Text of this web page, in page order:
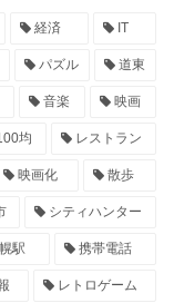
経済 IT
パズル 道東
音楽 映画
均 レストラン
映画化 散歩
シティハンター
駅 携帯電話
レトロゲーム